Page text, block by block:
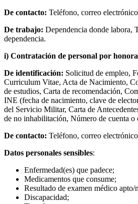
De contacto: Teléfono, correo
De trabajo: Dependencia donde labora,
dependencia.
i) Contratación de personal por
De identificación: Solicitud de empleo,
Curriculum Vitae, Acta de Nacimiento,
de estudios, Carta de recomendación,
INE (fecha de nacimiento, clave de
del Servicio Militar, Carta de
de no inhabilitación, Número de cuenta o
De contacto: Teléfono, correo electrónico
Datos personales sensibles:
Enfermedad(es) que padece;
Medicamentos que consume;
Resultado de examen médico apto/
Discapacidad;